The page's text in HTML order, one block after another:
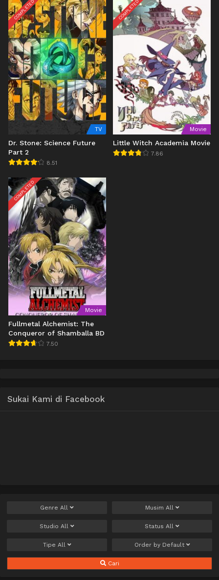
COMPLETED
TV
Dr. Stone: Science Future
Part 2
8.51
COMPLETED
Movie
Little Witch Academia Movie
7.86
COMPLETED
Movie
Fullmetal Alchemist: The
Conqueror of Shamballa BD
7.50
Sukai Kami di Facebook
Genre All Musim All
Studio All Status All
Tipe All Order by Default
Cari